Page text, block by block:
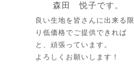
森田 悦子です。
良い生地を皆さんに出来る限
り低価格でご提供できれば
と、頑張っています。
よろしくお願いします！